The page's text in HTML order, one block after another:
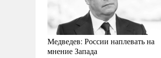
Медведев: России наплевать на
мнение Запада